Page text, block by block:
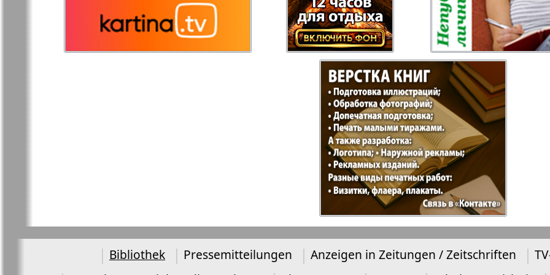
Russkaja Mysl
Russkiy Baden-
Württemberg
Angeln
Semejnaja gazeta Wort
Handels Zentrum
Bei uns in
Hamburg
Flirt
Ekonomika i pravo Express Gazeta Erudit-Extra
Bibliothek Pressemitteilungen Anzeigen in Zeitungen / Zeitschriften